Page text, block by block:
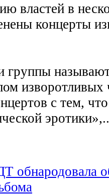
властей в
концерты
группы
с тем,
обнародовала